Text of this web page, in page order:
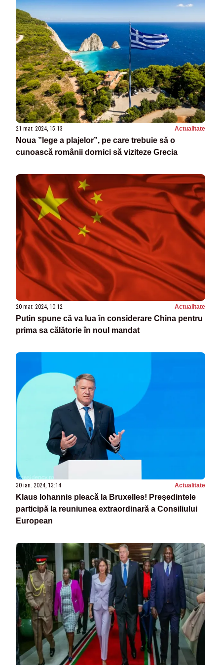
21 mar. 2024, 15:13 Actualitate
Noua ”lege a plajelor”, pe care trebuie să o
cunoască românii dornici să viziteze Grecia
20 mar. 2024, 10:12 Actualitate
Putin spune că va lua în considerare China pentru
prima sa călătorie în noul mandat
30 ian. 2024, 13:14 Actualitate
Klaus Iohannis pleacă la Bruxelles! Preşedintele
participă la reuniunea extraordinară a Consiliului
European